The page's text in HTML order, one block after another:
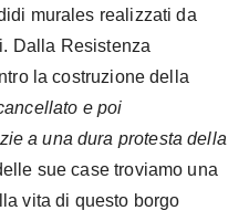
murales realizzati da
Dalla Resistenza
la costruzione della
e poi
a una dura protesta della
sue case troviamo una
vita di questo borgo